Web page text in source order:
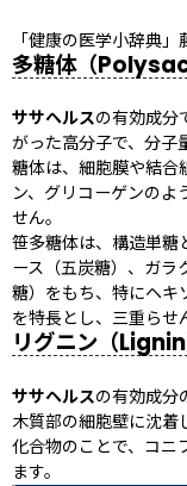
「健康の医学小辞典
多糖体（
ササヘルスの有効成分
がった高分子で、分子
糖体は、細胞膜や結合
ン、グリコーゲンのよ
せん。
笹多糖体は、構造単糖
ース（五炭糖）、ガラ
糖）をもち、特にヘキ
を特長とし、三重らせ
リグニン（Lignin
ササヘルスの有効成分
木質部の細胞壁に沈着
化合物のことで、コニ
ます。